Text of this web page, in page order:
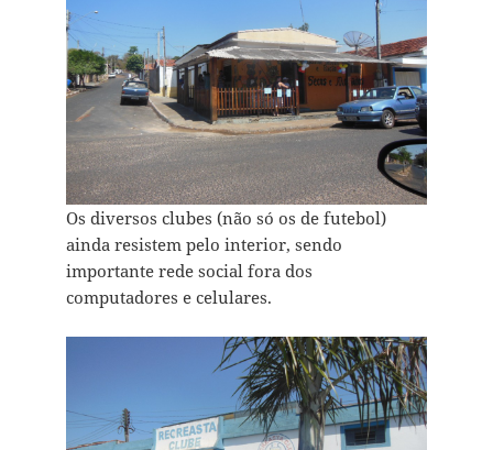
Os diversos clubes (não só os de futebol)
ainda resistem pelo interior, sendo
importante rede social fora dos
computadores e celulares.